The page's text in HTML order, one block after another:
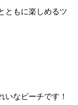
ともに楽しめるツ
いなビーチです！